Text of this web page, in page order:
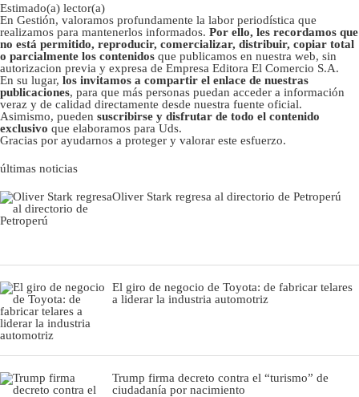
Estimado(a) lector(a)
En Gestión, valoramos profundamente la labor periodística que
realizamos para mantenerlos informados. Por ello, les recordamos que
no está permitido, reproducir, comercializar, distribuir, copiar total
o parcialmente los contenidos que publicamos en nuestra web, sin
autorizacion previa y expresa de Empresa Editora El Comercio S.A.
En su lugar, los invitamos a compartir el enlace de nuestras
publicaciones, para que más personas puedan acceder a información
veraz y de calidad directamente desde nuestra fuente oficial.
Asimismo, pueden suscribirse y disfrutar de todo el contenido
exclusivo que elaboramos para Uds.
Gracias por ayudarnos a proteger y valorar este esfuerzo.
últimas noticias
Oliver Stark regresa al directorio de Petroperú
El giro de negocio de Toyota: de fabricar telares
a liderar la industria automotriz
Trump firma decreto contra el “turismo” de
ciudadanía por nacimiento